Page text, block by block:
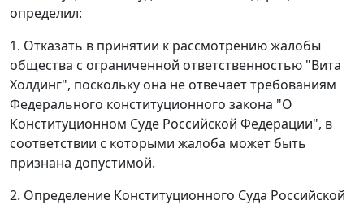
определил:
1. Отказать в принятии к рассмотрению жалобы
общества с ограниченной ответственностью "Вита
Холдинг", поскольку она не отвечает требованиям
Федерального конституционного закона "О
Конституционном Суде Российской Федерации", в
соответствии с которыми жалоба может быть
признана допустимой.
2. Определение Конституционного Суда Российской